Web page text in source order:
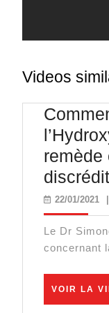
Videos
remède
22/01/2021
Le Dr
concernant
VOIR LA